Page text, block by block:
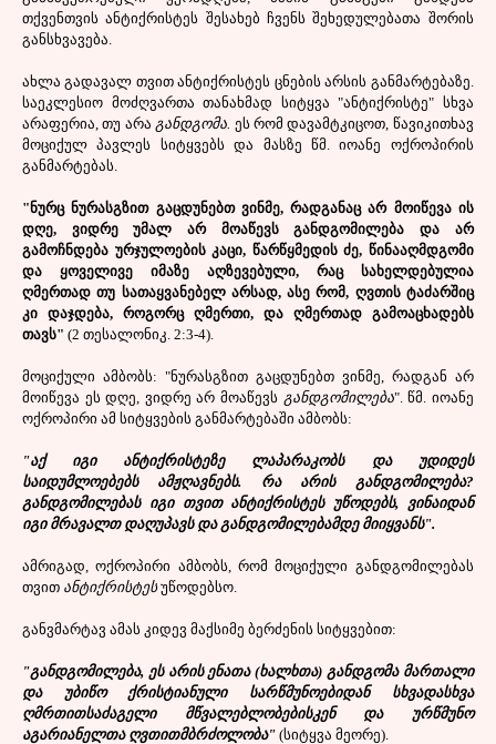
თქვენთვის ანტიქრისტეს შესახებ ჩვენს შეხედულებათა შორის
განსხვავება.
ახლა გადავალ თვით ანტიქრისტეს ცნების არსის განმარტებაზე.
საეკლესიო მოძღვართა თანახმად სიტყვა "ანტიქრისტე" სხვა
არაფერია, თუ არა განდგომა. ეს რომ დავამტკიცოთ, წავიკითხავ
მოციქულ პავლეს სიტყვებს და მასზე წმ. იოანე ოქროპირის
განმარტებას.
"ნურც ნურასგზით გაცდუნებთ ვინმე, რადგანაც არ მოიწევა ის
დღე, ვიდრე უმალ არ მოაწევს განდგომილება და არ
გამოჩნდება ურჯულოების კაცი, წარწყმედის ძე, წინააღმდგომი
და ყოველივე იმაზე აღზევებული, რაც სახელდებულია
ღმერთად თუ სათაყვანებელ არსად, ასე რომ, ღვთის ტაძარშიც
კი დაჯდება, როგორც ღმერთი, და ღმერთად გამოაცხადებს
თავს" (2 თესალონიკ. 2:3-4).
მოციქული ამბობს: "ნურასგზით გაცდუნებთ ვინმე, რადგან არ
მოიწევა ეს დღე, ვიდრე არ მოაწევს განდგომილება". წმ. იოანე
ოქროპირი ამ სიტყვების განმარტებაში ამბობს:
"აქ იგი ანტიქრისტეზე ლაპარაკობს და უდიდეს
საიდუმლოებებს ამჟღავნებს. რა არის განდგომილება?
განდგომილებას იგი თვით ანტიქრისტეს უწოდებს, ვინაიდან
იგი მრავალთ დაღუპავს და განდგომილებამდე მიიყვანს".
ამრიგად, ოქროპირი ამბობს, რომ მოციქული განდგომილებას
თვით ანტიქრისტესუწოდებსო.
განვმარტავ ამას კიდევ მაქსიმე ბერძენის სიტყვებით:
"განდგომილება, ეს არის ენათა (ხალხთა) განდგომა მართალი
და უბიწო ქრისტიანული სარწმუნოებიდან სხვადასხვა
ღმრთითსაძაგელი მწვალებლობებისკენ და ურწმუნო
აგარიანელთა ღვთითმბრძოლობა" (სიტყვა მეორე).